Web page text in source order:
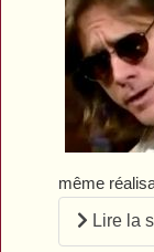
même
Lire la